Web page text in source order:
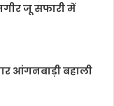
जू सफारी में
आंगनबाड़ी बहाली